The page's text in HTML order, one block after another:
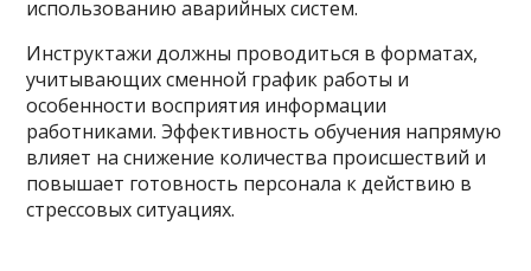
использованию аварийных систем.
Инструктажи должны проводиться в форматах,
учитывающих сменной график работы и
особенности восприятия информации
работниками. Эффективность обучения напрямую
влияет на снижение количества происшествий и
повышает готовность персонала к действию в
стрессовых ситуациях.